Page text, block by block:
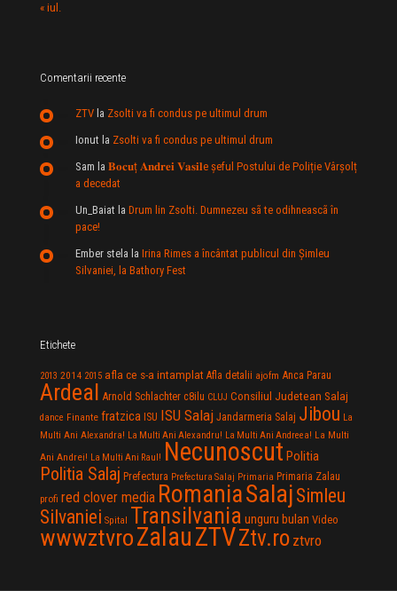
« iul.
Comentarii recente
ZTV la Zsolti va fi condus pe ultimul drum
Ionut la Zsolti va fi condus pe ultimul drum
Sam la 𝐁𝐨𝐜𝐮ț 𝐀𝐧𝐝𝐫𝐞𝐢 𝐕𝐚𝐬𝐢𝐥e şeful Postului de Poliție Vârșolț
a decedat
Un_Baiat la Drum lin Zsolti. Dumnezeu sã te odihneascã în
pace!
Ember stela la Irina Rimes a încântat publicul din Şimleu
Silvaniei, la Bathory Fest
Etichete
2013 2014 2015 afla ce s-a intamplat Afla detalii ajofm Anca Parau
Ardeal Arnold Schlachter c8ilu CLUJ Consiliul Judetean Salaj
dance Finante fratzica ISU ISU Salaj Jandarmeria Salaj Jibou La
Multi Ani Alexandra! La Multi Ani Alexandru! La Multi Ani Andreea! La Multi
Ani Andrei! La Multi Ani Raul! Necunoscut Politia
Politia Salaj Prefectura Prefectura Salaj Primaria Primaria Zalau
profi red clover media RomaniaSalaj Simleu
Silvaniei Spital Transilvania unguru bulan Video
wwwztvroZalauZTVZtv.ro ztvro